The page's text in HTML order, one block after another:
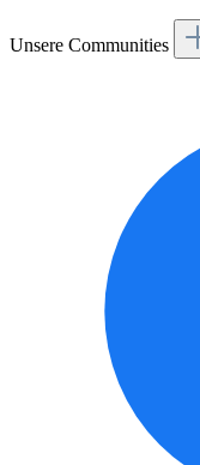
Unsere Communities